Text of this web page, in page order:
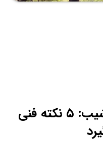
نصب نرده پانلی روی شیب: ۵ نکته فنی